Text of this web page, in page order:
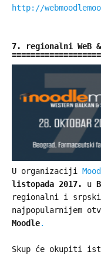
http://
7. regionalni WeB
U organizaciji
listopada 2017.
u
regionalni i srpski
najpopularnijem
Moodle.
Skup će okupiti